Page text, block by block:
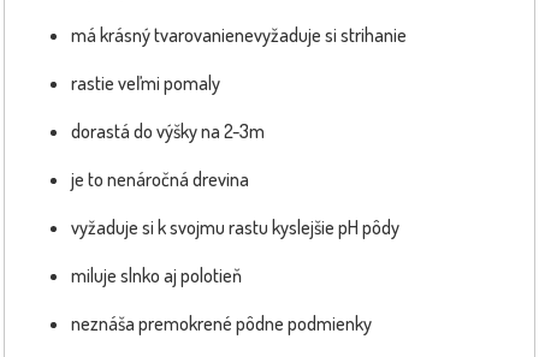
má krásný tvarovanienevyžaduje si strihanie
rastie veľmi pomaly
dorastá do výšky na 2-3m
je to nenáročná drevina
vyžaduje si k svojmu rastu kyslejšie pH pôdy
miluje slnko aj polotieň
neznáša premokrené pôdne podmienky